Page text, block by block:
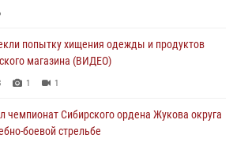
попытку хищения одежды и продуктов
магазина (ВИДЕО)
1 1
чемпионат Сибирского ордена Жукова округа
боевой стрельбе